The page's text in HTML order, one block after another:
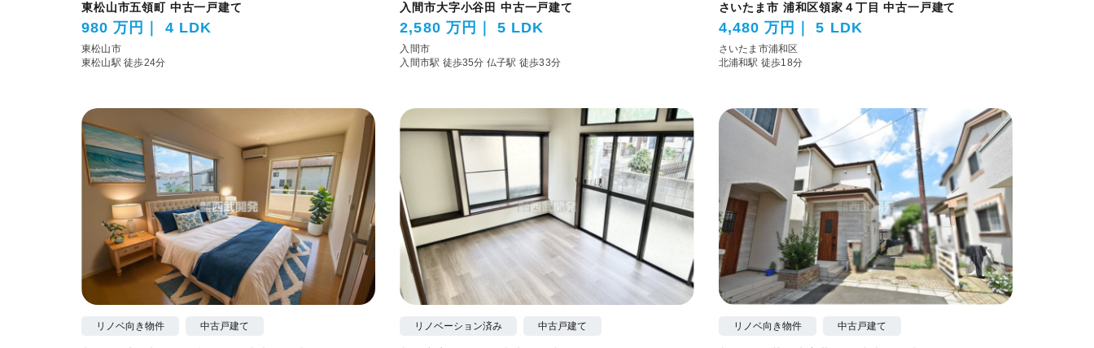
東松山市五領町 中古一戸建て
980 万円 4 LDK
東松山市
東松山駅 徒歩24分
入間市大字小谷田 中古一戸建て
2,580 万円 5 LDK
入間市
入間市駅 徒歩35分 仏子駅 徒歩33分
さいたま市 浦和区領家４丁目 中古一戸建て
4,480 万円 5 LDK
さいたま市浦和区
北浦和駅 徒歩18分
リノベ向き物件 中古戸建て リノベーション済み 中古戸建て リノベ向き物件 中古戸建て